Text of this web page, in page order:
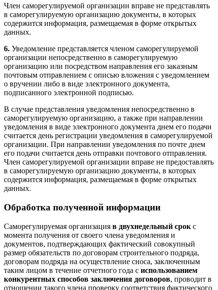
Член саморегулируемой организации вправе не представлять
в саморегулируемую организацию документы, в которых
содержится информация, размещаемая в форме открытых
данных.
6. Уведомление представляется членом саморегулируемой
организации непосредственно в саморегулируемую
организацию или посредством направления его заказным
почтовым отправлением с описью вложения с уведомлением
о вручении либо в виде электронного документа,
подписанного электронной подписью.
В случае представления уведомления непосредственно в
саморегулируемую организацию, а также при направлении
уведомления в виде электронного документа днем его подачи
считается день регистрации уведомления в саморегулируемой
организации. При направлении уведомления по почте днем
его подачи считается день отправки почтового отправления.
Член саморегулируемой организации вправе не предоставлять
в саморегулируемую организацию документы, в которых
содержится информация, размещаемая в форме открытых
данных.
Обработка полученной информации
Саморегулируемая организация в двухнедельный срок с
момента получения от своего члена уведомления и
документов, подтверждающих фактический совокупный
размер обязательств по договорам строительного подряда,
договорам подряда на осуществление сноса, заключенным
таким лицом в течение отчетного года с использованием
конкурентных способов заключения договоров, проводит в
отношении такого члена проверку соответствия фактического